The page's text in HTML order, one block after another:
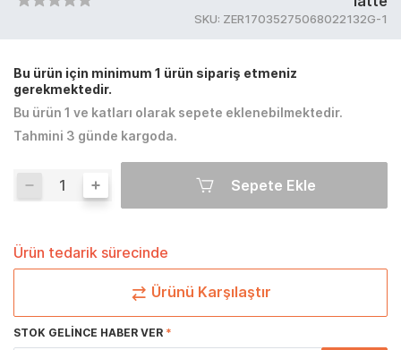
SKU: ZER17035275068022132G-1
Bu ürün için minimum 1 ürün sipariş etmeniz
gerekmektedir.
Bu ürün 1 ve katları olarak sepete eklenebilmektedir.
Tahmini 3 günde kargoda.
Sepete Ekle
Ürün tedarik sürecinde
Ürünü Karşılaştır
STOK GELINCE HABER VER